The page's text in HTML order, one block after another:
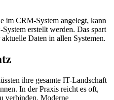
im CRM-System angelegt, kann
erstellt werden. Das spart
Daten in allen Systemen.
ihre gesamte IT-Landschaft
In der Praxis reicht es oft,
verbinden. Moderne